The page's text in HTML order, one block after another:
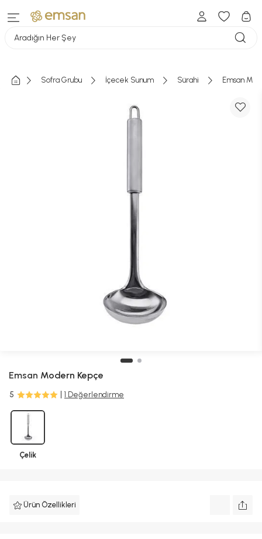
Aradığın Her Şey
Sofra Grubu İçecek Sunum Sürahi Emsan
Emsan Modern Kepçe
5 1 Değerlendirme
Çelik
Ürün Özellikleri